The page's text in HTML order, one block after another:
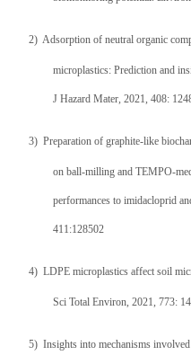
2) Adsorption of neutral organic
microplastics: Prediction and
J Hazard Mater, 2021, 408:
3) Preparation of graphite-like
on ball-milling and TEMPO-
performances to imidacloprid
411:128502
4) LDPE microplastics affect soil
Sci Total Environ, 2021, 773:
5) Insights into mechanisms